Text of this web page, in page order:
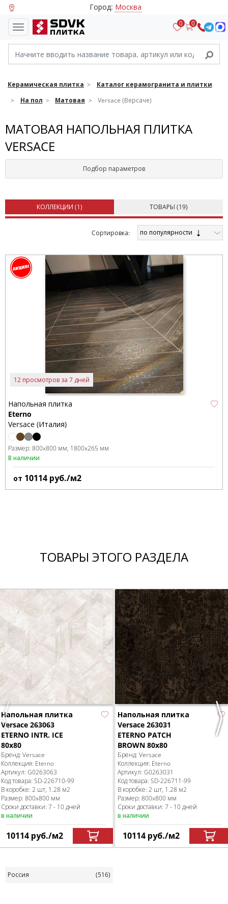
Город: Москва
0 0
Керамическая плитка
Каталог керамогранита и плитки
На пол
Матовая Versace (Версаче)
МАТОВАЯ НАПОЛЬНАЯ ПЛИТКА
VERSACE
Подбор параметров
КОЛЛЕКЦИИ (1) ТОВАРЫ (19)
Cортировка: по популярности
12 просмотров за 7 дней
Напольная плитка
Eterno
Versace (Италия)
Размер: 800x800 мм 1800x265 мм
В наличии
от 10114 руб./м2
ТОВАРЫ ЭТОГО РАЗДЕЛА
Previous
Напольная плитка
Versace 263063
ETERNO INTR. ICE
80x80
Бренд: Versace
Коллекция: Eterno
Артикул: G0263063
Код товара: SD-226710-99
В коробке: 2 шт, 1.28 м2
Размер: 800x800 мм
Сроки доставки: 7 - 10 дней
в наличии
10114 руб./м2
Напольная плитка
Versace 263031
ETERNO PATCH
BROWN 80x80
Бренд: Versace
Коллекция: Eterno
Артикул: G0263031
Код товара: SD-226711-99
В коробке: 2 шт, 1.28 м2
Размер: 800x800 мм
Сроки доставки: 7 - 10 дней
в наличии
10114 руб./м2
Россия (516)